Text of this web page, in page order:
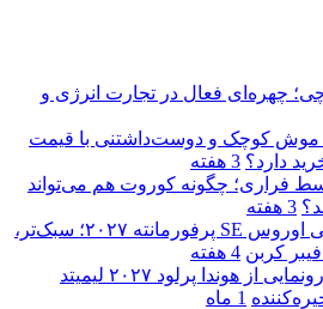
چهره‌ای فعال در تجارت انرژی و
توپولینو ۲۰۲۶؛ موش کوچک و دوست‌داشتنی با قیمت
3 هفته
فراری؛ چگونه کوروت هم می‌تواند
3 هفته
رونمایی از لامبورگینی اوروس SE پرفورمانته ۲۰۲۷؛ سبک‌تر،
فیبر کربن 4 هفته
شاهکار جدید ژاپنی؛ رونمایی از هوندا پرلود ۲۰۲۷ لیمیتد
1 ماه